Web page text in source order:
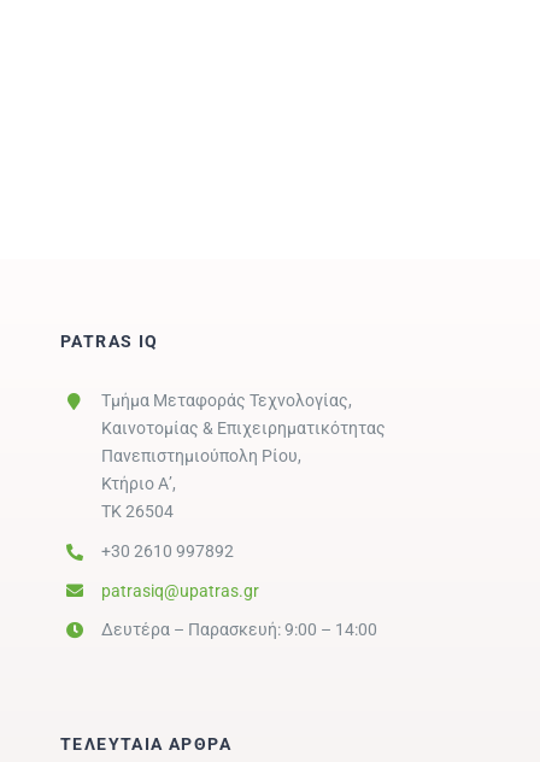
PATRAS IQ
Τμήμα Μεταφοράς Τεχνολογίας,
Καινοτομίας & Επιχειρηματικότητας
Πανεπιστημιούπολη Ρίου,
Κτήριο Α’,
ΤΚ 26504
+30 2610 997892
patrasiq@upatras.gr
Δευτέρα – Παρασκευή: 9:00 – 14:00
ΤΕΛΕΥΤΑΙΑ ΑΡΘΡΑ